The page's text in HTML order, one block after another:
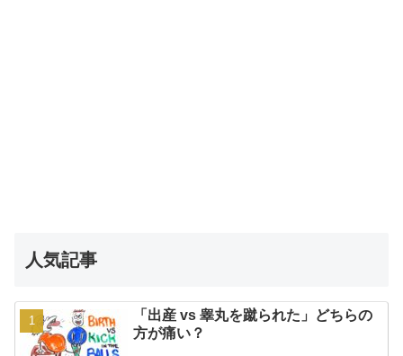
人気記事
「出産 vs 睾丸を蹴られた」どちらの
方が痛い？